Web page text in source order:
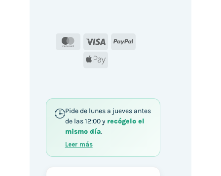
MasterCard
Visa
PayPal
Apple
Pide de lunes a jueves antes
de las 12:00 y recógelo el
mismo día.
Leer más